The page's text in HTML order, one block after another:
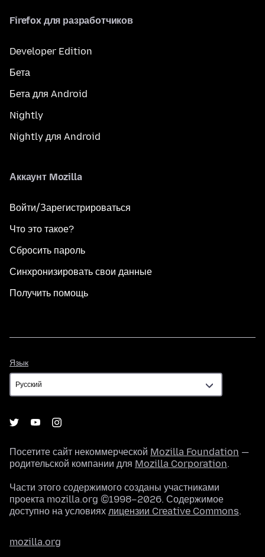
Firefox для разработчиков
Developer Edition
Бета
Бета для Android
Nightly
Nightly для Android
Аккаунт Mozilla
Войти/Зарегистрироваться
Что это такое?
Сбросить пароль
Синхронизировать свои данные
Получить помощь
Язык
Посетите сайт некоммерческой Mozilla Foundation —
родительской компании для Mozilla Corporation.
Части этого содержимого созданы участниками
проекта mozilla.org ©1998–2026. Содержимое
доступно на условиях лицензии Creative Commons.
mozilla.org